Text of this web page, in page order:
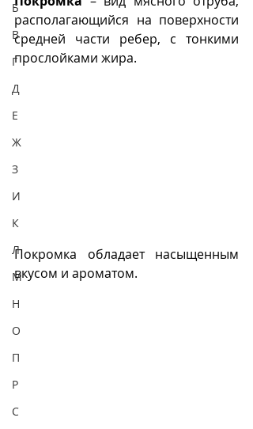
Б
В
Г
Д
Е
Ж
З
И
К
Л
М
Н
О
П
Р
С
располагающийся на поверхности
средней части ребер, с тонкими
прослойками жира.
Покромка обладает насыщенным
вкусом и ароматом.